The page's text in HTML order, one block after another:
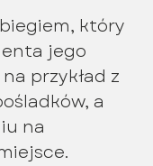
który
jego
przykład z
a
na